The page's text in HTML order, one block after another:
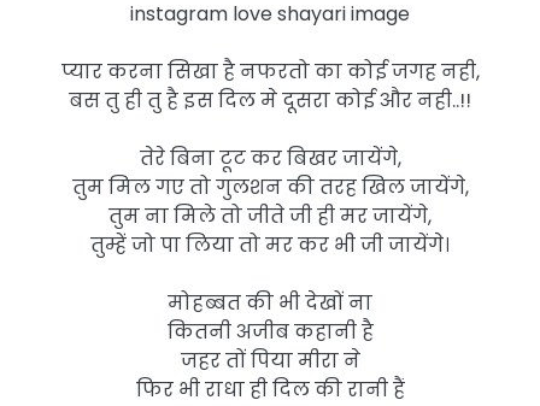
instagram love shayari image
प्यार करना सिखा है नफरतो का कोई जगह नही,
बस तु ही तु है इस दिल मे दूसरा कोई और नही..!!
तेरे बिना टूट कर बिखर जायेंगे,
तुम मिल गए तो गुलशन की तरह खिल जायेंगे,
तुम ना मिले तो जीते जी ही मर जायेंगे,
तुम्हें जो पा लिया तो मर कर भी जी जायेंगे।
मोहब्बत की भी देखों ना
कितनी अजीब कहानी है
जहर तों पिया मीरा ने
फिर भी राधा ही दिल की रानी हैं